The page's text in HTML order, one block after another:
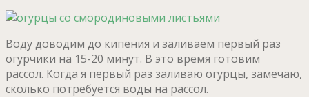
Воду доводим до кипения и заливаем первый раз
огурчики на 15-20 минут. В это время готовим
рассол. Когда я первый раз заливаю огурцы, замечаю,
сколько потребуется воды на рассол.